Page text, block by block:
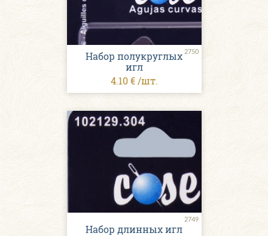
2750
Набор полукруглых
игл
4.10 € /шт.
2749
Набор длинных игл